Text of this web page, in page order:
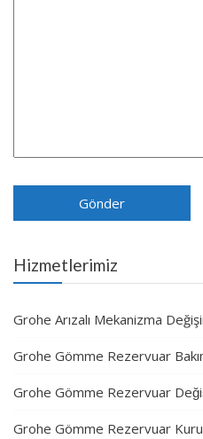
Hizmetlerimiz
Grohe Arızalı Mekanizma
Grohe Gömme Rezervuar
Grohe Gömme Rezervuar
Grohe Gömme Rezervuar